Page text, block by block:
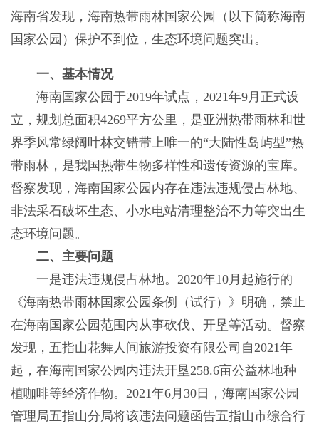
海南省发现，海南热带雨林国家公园（以下简称海南
国家公园）保护不到位，生态环境问题突出。
一、基本情况
海南国家公园于2019年试点，2021年9月正式设
立，规划总面积4269平方公里，是亚洲热带雨林和世
界季风常绿阔叶林交错带上唯一的“大陆性岛屿型”热
带雨林，是我国热带生物多样性和遗传资源的宝库。
督察发现，海南国家公园内存在违法违规侵占林地、
非法采石破坏生态、小水电站清理整治不力等突出生
态环境问题。
二、主要问题
一是违法违规侵占林地。2020年10月起施行的
《海南热带雨林国家公园条例（试行）》明确，禁止
在海南国家公园范围内从事砍伐、开垦等活动。督察
发现，五指山花舞人间旅游投资有限公司自2021年
起，在海南国家公园内违法开垦258.6亩公益林地种
植咖啡等经济作物。2021年6月30日，海南国家公园
管理局五指山分局将该违法问题函告五指山市综合行